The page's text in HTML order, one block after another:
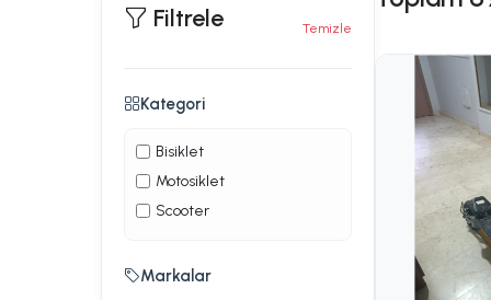
Filtrele Temizle
Kategori
Bisiklet
Motosiklet
Scooter
Markalar